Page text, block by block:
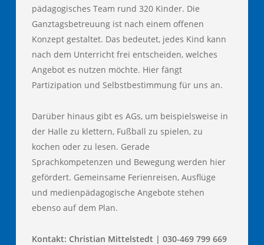
pädagogisches Team rund 320 Kinder. Die
Ganztagsbetreuung ist nach einem offenen
Konzept gestaltet. Das bedeutet, jedes Kind kann
nach dem Unterricht frei entscheiden, welches
Angebot es nutzen möchte. Hier fängt
Partizipation und Selbstbestimmung für uns an.
Darüber hinaus gibt es AGs, um beispielsweise in
der Halle zu klettern, Fußball zu spielen, zu
kochen oder zu lesen. Gerade
Sprachkompetenzen und Bewegung werden hier
gefördert. Gemeinsame Ferienreisen, Ausflüge
und medienpädagogische Angebote stehen
ebenso auf dem Plan.
Kontakt: Christian Mittelstedt | 030-469 799 669